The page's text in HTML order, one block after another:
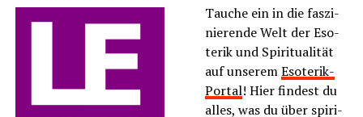
Tau­che ein in die fas­zi­
nie­ren­de Welt der Eso­
te­rik und Spi­ri­tua­li­tät
auf unse­remEso­te­rik-
Por­tal! Hier fin­dest du
alles, was du über spi­ri­